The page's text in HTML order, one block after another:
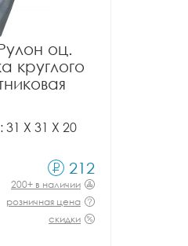
оц.
круглого
X 31 X 20
212
200+ в наличии
розничная цена
скидки